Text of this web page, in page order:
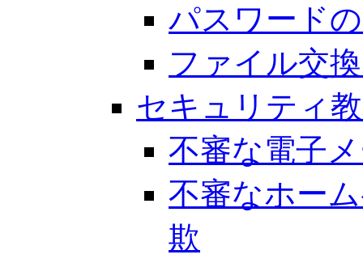
パスワード
ファイル交
セキュリティ
不審な電子
不審なホー
欺